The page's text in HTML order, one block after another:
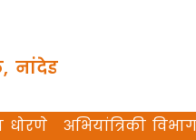
नांदेड
धोरणे अभियांत्रिकी विभाग